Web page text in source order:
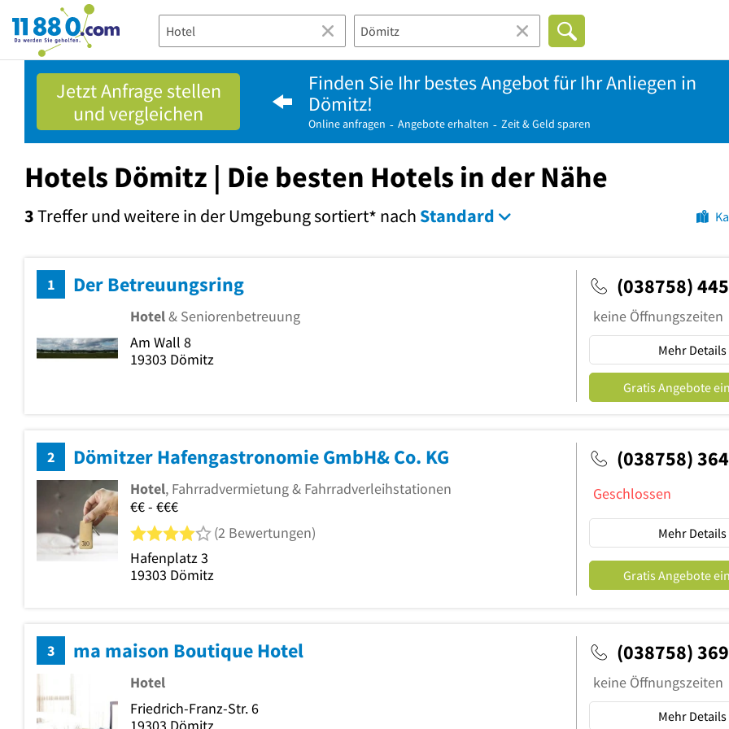
11880.com
Jetzt Anfrage stellen
und vergleichen
Finden Sie Ihr bestes Angebot für Ihr Anliegen in
Dömitz!
Online anfragen Angebote erhalten Zeit & Geld sparen
Hotels Dömitz | Die besten Hotels in der Nähe
3Treffer und weitere in der Umgebungsortiert* nach Standard
1 Der Betreuungsring
Hotel& Seniorenbetreuung
Am Wall 8
19303 Dömitz
(038758)
keine Öffnungszeiten
Mehr Details
Gratis Angebote
2 Dömitzer Hafengastronomie GmbH& Co. KG
Hotel, Fahrradvermietung & Fahrradverleihstationen
€€ - €€€
4 von 5 Sternen
(2 Bewertungen)
Hafenplatz 3
19303 Dömitz
(038758)
Geschlossen
Mehr Details
Gratis Angebote
3 ma maison Boutique Hotel
Hotel
Friedrich-Franz-Str. 6
19303 Dömitz
(038758)
keine Öffnungszeiten
Mehr Details